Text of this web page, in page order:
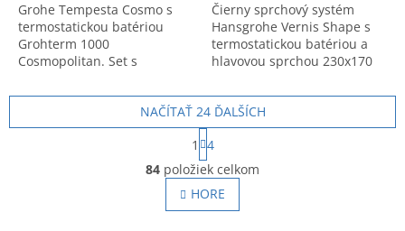
Grohe Tempesta Cosmo s
termostatickou batériou
Grohterm 1000
Cosmopolitan. Set s
špičkovej kvalite. Akcia do
Čierny sprchový systém
Hansgrohe Vernis Shape s
termostatickou batériou a
hlavovou sprchou 230x170
komfort. Kód: 26286670.
O
v
l
á
NAČÍTAŤ 24 ĎALŠÍCH
S
t
r
á
n
k
1
4
84 položiek celkom
HORE